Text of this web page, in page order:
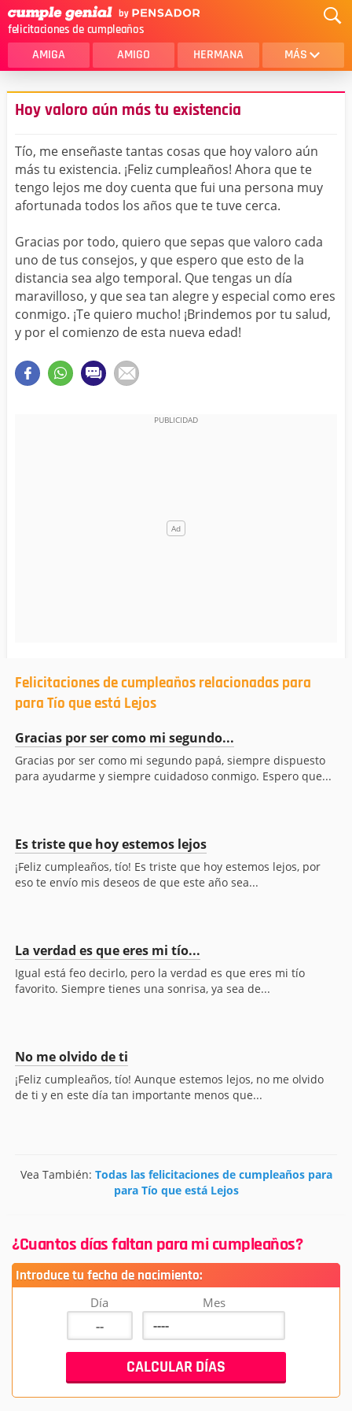
felicitaciones de cumpleaños
AMIGA AMIGO HERMANA MÁS
MAMA
AMOR
SOBRINA
HIJA
HERMANO
HIJO
PAPA
HOMBRE
TIA
CUÑADA
ALGUIEN ESPECIAL
PRIMO
Hoy valoro aún más tu existencia
Tío, me enseñaste tantas cosas que hoy valoro aún
más tu existencia. ¡Feliz cumpleaños! Ahora que te
tengo lejos me doy cuenta que fui una persona muy
afortunada todos los años que te tuve cerca.
Gracias por todo, quiero que sepas que valoro cada
uno de tus consejos, y que espero que esto de la
distancia sea algo temporal. Que tengas un día
maravilloso, y que sea tan alegre y especial como eres
conmigo. ¡Te quiero mucho! ¡Brindemos por tu salud,
y por el comienzo de esta nueva edad!
Felicitaciones de cumpleaños relacionadas para
para Tío que está Lejos
Gracias por ser como mi segundo...
Gracias por ser como mi segundo papá, siempre dispuesto
para ayudarme y siempre cuidadoso conmigo. Espero que...
Es triste que hoy estemos lejos
¡Feliz cumpleaños, tío! Es triste que hoy estemos lejos, por
eso te envío mis deseos de que este año sea...
La verdad es que eres mi tío...
Igual está feo decirlo, pero la verdad es que eres mi tío
favorito. Siempre tienes una sonrisa, ya sea de...
No me olvido de ti
¡Feliz cumpleaños, tío! Aunque estemos lejos, no me olvido
de ti y en este día tan importante menos que...
Vea También: Todas las felicitaciones de cumpleaños para
para Tío que está Lejos
¿Cuantos días faltan para mi cumpleaños?
Introduce tu fecha de nacimiento:
Día Mes